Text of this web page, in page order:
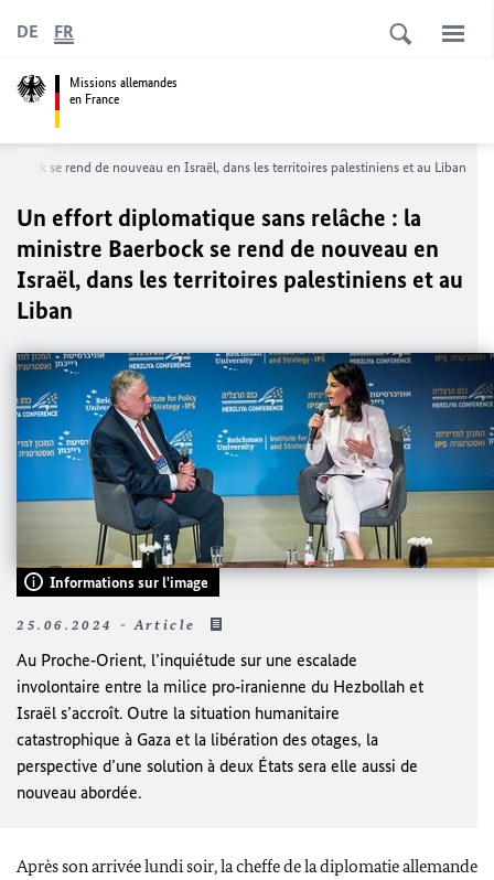
Missions allemandes
en France
DE FR
se rend de nouveau en Israël, dans les territoires palestiniens et au Liban
Un effort diplomatique sans relâche : la
ministre Baerbockse rend de nouveau en
Israël, dans les territoires palestiniens et au
Liban
Informations sur l'image
25.06.2024 - Article
Au Proche‑Orient, l’inquiétude sur une escalade
involontaire entre la milice pro‑iranienne du Hezbollah et
Israël s’accroît. Outre la situation humanitaire
catastrophique à Gaza et la libération des otages, la
perspective d’une solution à deux États sera elle aussi de
nouveau abordée.
Après son arrivée lundi soir, la cheffe de la diplomatie allemande